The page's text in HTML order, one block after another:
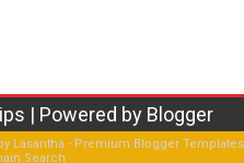
| Powered by Blogger
Lasantha - Premium Blogger Templates
Search